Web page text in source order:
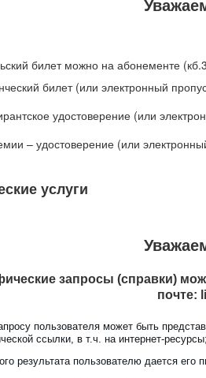
билет можно на абонементе
билет (или электронный
удостоверение (или
– удостоверение (или
услуги
запросы (справки)
почте:
пользователя может быть
ссылки, в т.ч. на интернет-
результата пользователю дается его